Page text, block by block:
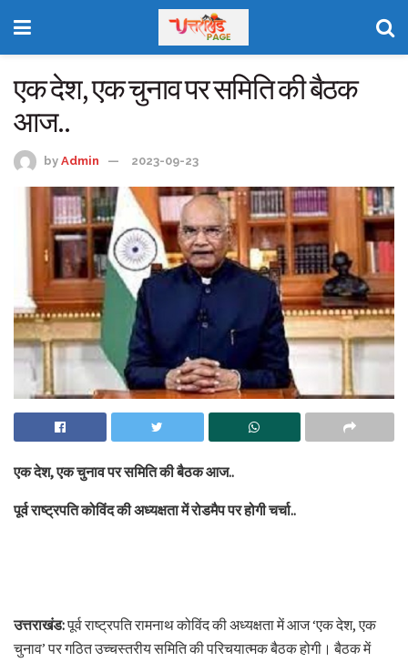
एक देश, एक चुनाव पर समिति की बैठक
आज..
by Admin 2023-09-23
एक देश, एक चुनाव पर समिति की बैठक आज..
पूर्व राष्ट्रपति कोविंद की अध्यक्षता में रोडमैप पर होगी चर्चा..
उत्तराखंड:पूर्व राष्ट्रपति रामनाथ कोविंद की अध्यक्षता में आज ‘एक देश, एक
चुनाव’ पर गठित उच्चस्तरीय समिति की परिचयात्मक बैठक होगी। बैठक में